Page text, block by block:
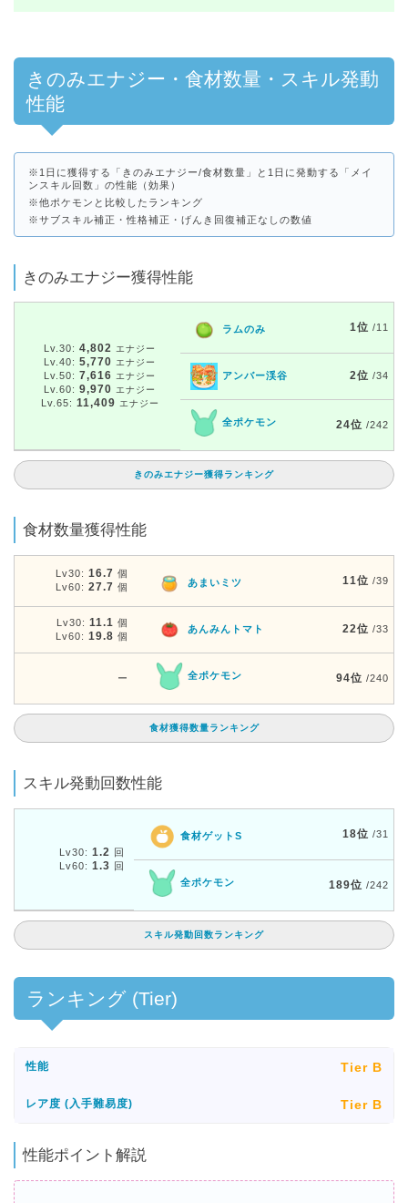
きのみエナジー・食材数量・スキル発動
性能
※1日に獲得する「きのみエナジー/食材数量」と1日に発動する「メイ
ンスキル回数」の性能（効果）
※他ポケモンと比較したランキング
※サブスキル補正・性格補正・げんき回復補正なしの数値
きのみエナジー獲得性能
Lv.30: 4,802 エナジー
Lv.40: 5,770 エナジー
Lv.50: 7,616 エナジー
Lv.60: 9,970 エナジー
Lv.65: 11,409 エナジー
ラムのみ 1位 /11
アンバー渓谷 2位 /34
全ポケモン 24位 /242
きのみエナジー獲得ランキング
食材数量獲得性能
Lv30: 16.7 個
Lv60: 27.7 個 あまいミツ 11位 /39
Lv30: 11.1 個
Lv60: 19.8 個
あんみんトマト 22位 /33
ー 全ポケモン 94位 /240
食材獲得数量ランキング
スキル発動回数性能
Lv30: 1.2 回
Lv60: 1.3 回
食材ゲットS 18位 /31
全ポケモン 189位 /242
スキル発動回数ランキング
ランキング (Tier)
性能 Tier B
レア度 (入手難易度) Tier B
性能ポイント解説